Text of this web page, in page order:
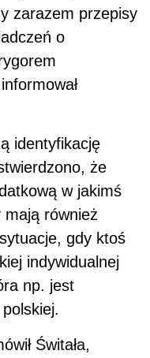
zarazem przepisy
o
identyfikację
że
w jakimś
mają również
gdy ktoś
indywidualnej
np. jest
Świtała,